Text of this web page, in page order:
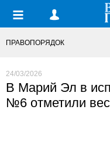
ПРАВОПОРЯДОК
24/03/2026
В Марий Эл в
№6 отметили